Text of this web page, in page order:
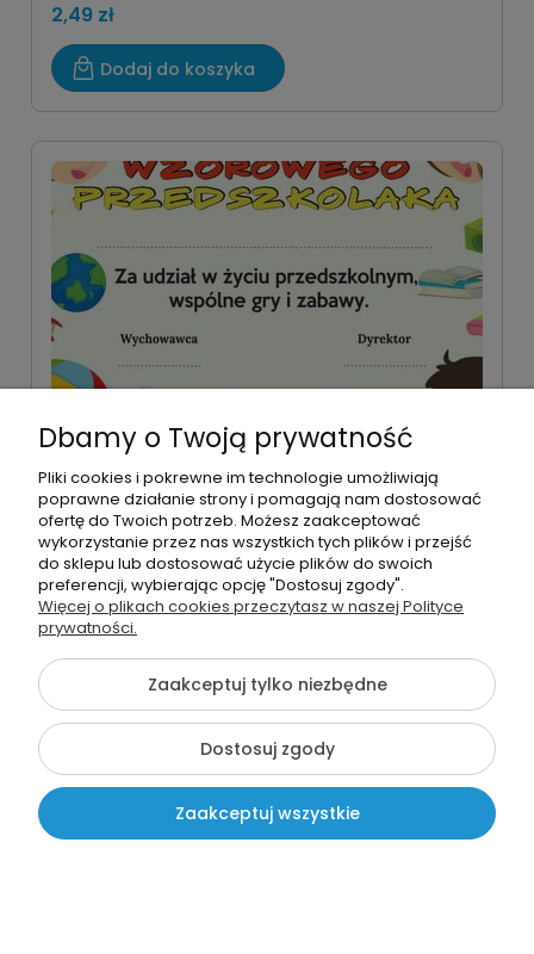
2,49 zł
Dodaj do koszyka
EDUIDEA
Dyplom: Wzorowego Przedszkolaka (Dzieci 3)
2,49 zł
Dodaj do koszyka
Dbamy o Twoją prywatność
Pliki cookies i pokrewne im technologie umożliwiają
poprawne działanie strony i pomagają nam dostosować
ofertę do Twoich potrzeb. Możesz zaakceptować
wykorzystanie przez nas wszystkich tych plików i przejść
do sklepu lub dostosować użycie plików do swoich
preferencji, wybierając opcję "Dostosuj zgody".
Więcej o plikach cookies przeczytasz w naszej Polityce
prywatności.
Zaakceptuj tylko niezbędne
Dostosuj zgody
Zaakceptuj wszystkie